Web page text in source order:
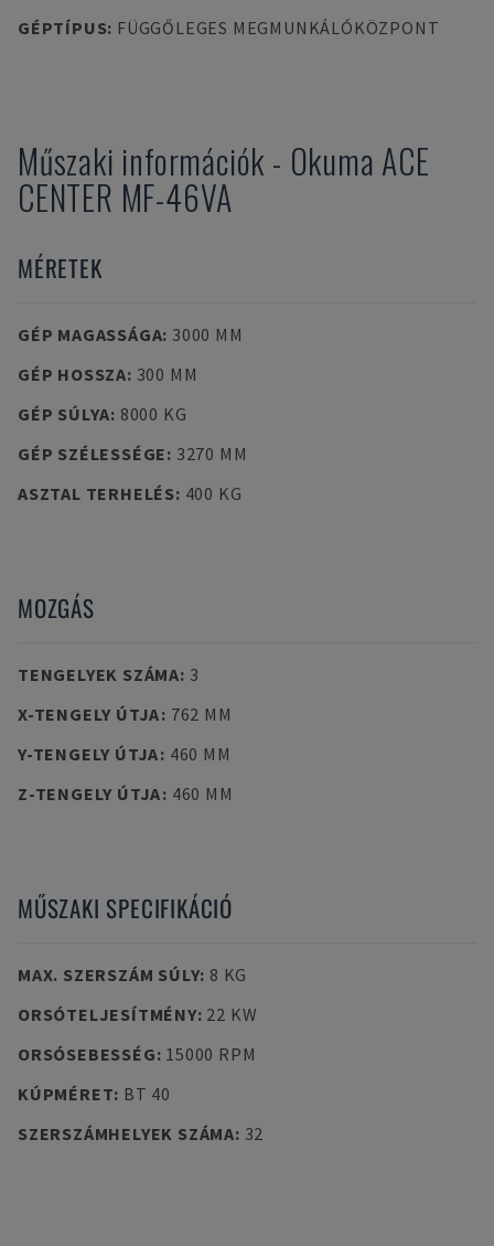
GÉPTÍPUS: FÜGGŐLEGES MEGMUNKÁLÓKÖZPONT
Műszaki információk - Okuma ACE
CENTER MF-46VA
MÉRETEK
GÉP MAGASSÁGA: 3000 MM
GÉP HOSSZA: 300 MM
GÉP SÚLYA: 8000 KG
GÉP SZÉLESSÉGE: 3270 MM
ASZTAL TERHELÉS: 400 KG
MOZGÁS
TENGELYEK SZÁMA: 3
X-TENGELY ÚTJA: 762 MM
Y-TENGELY ÚTJA: 460 MM
Z-TENGELY ÚTJA: 460 MM
MŰSZAKI SPECIFIKÁCIÓ
MAX. SZERSZÁM SÚLY: 8 KG
ORSÓTELJESÍTMÉNY: 22 KW
ORSÓSEBESSÉG: 15000 RPM
KÚPMÉRET: BT 40
SZERSZÁMHELYEK SZÁMA: 32